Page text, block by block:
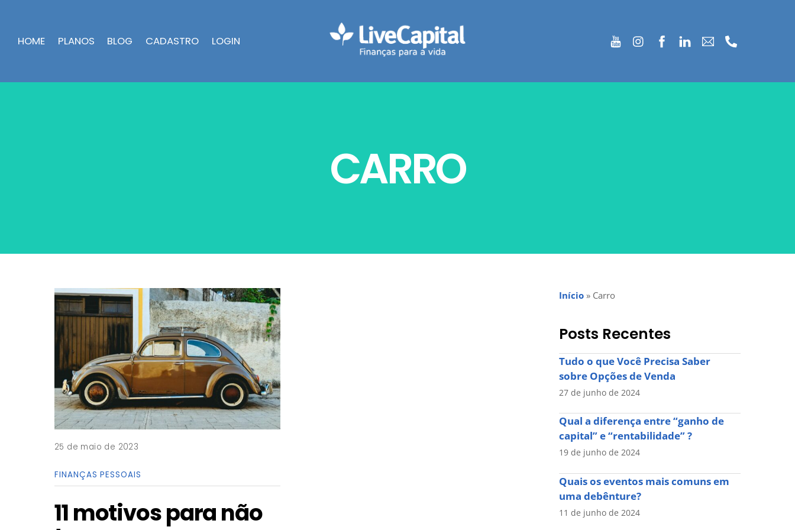
HOME PLANOS BLOG CADASTRO LOGIN
CARRO
25 de maio de 2023
FINANÇAS PESSOAIS
11 motivos para não
Início »Carro
Posts Recentes
Tudo o que Você Precisa Saber
sobre Opções de Venda
27 de junho de 2024
Qual a diferença entre “ganho de
capital” e “rentabilidade” ?
19 de junho de 2024
Quais os eventos mais comuns em
uma debênture?
11 de junho de 2024